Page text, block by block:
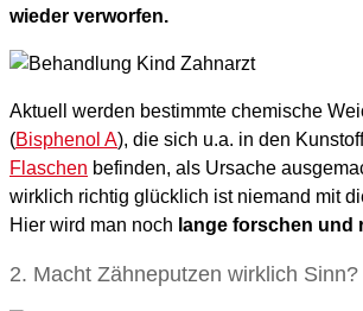
wieder verworfen.
Aktuell werden bestimmte chemische
(Bisphenol A), die sich u.a. in den
Flaschen befinden, als Ursache
wirklich richtig glücklich ist niemand mit
Hier wird man noch lange forschen und
2. Macht Zähneputzen wirklich Sinn?